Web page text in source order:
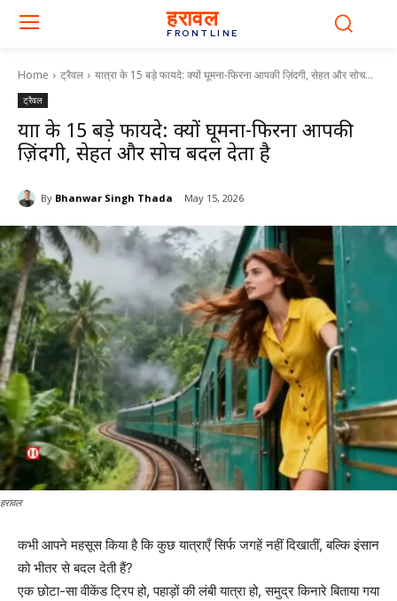
हरावल
FRONTLINE
Home ट्रैवल यात्रा के 15 बड़े फायदे: क्यों घूमना-फिरना आपकी ज़िंदगी, सेहत और सोच...
ट्रैवल
यात्रा के 15 बड़े फायदे: क्यों घूमना-फिरना आपकी
ज़िंदगी, सेहत और सोच बदल देता है
By Bhanwar Singh Thada May 15, 2026
हरावल
कभी आपने महसूस किया है कि कुछ यात्राएँ सिर्फ जगहें नहीं दिखातीं, बल्कि इंसान
को भीतर से बदल देती हैं?
एक छोटा-सा वीकेंड ट्रिप हो, पहाड़ों की लंबी यात्रा हो, समुद्र किनारे बिताया गया